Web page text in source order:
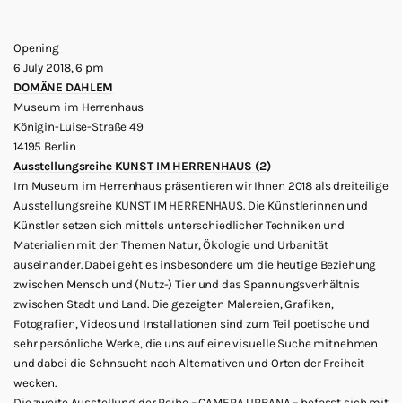
Opening
6 July 2018, 6 pm
DOMÄNE DAHLEM
Museum im Herrenhaus
Königin-Luise-Straße 49
14195 Berlin
Ausstellungsreihe KUNST IM HERRENHAUS (2)
Im Museum im Herrenhaus präsentieren wir Ihnen 2018 als dreiteilige
Ausstellungsreihe KUNST IM HERRENHAUS. Die Künstlerinnen und
Künstler setzen sich mittels unterschiedlicher Techniken und
Materialien mit den Themen Natur, Ökologie und Urbanität
auseinander. Dabei geht es insbesondere um die heutige Beziehung
zwischen Mensch und (Nutz-) Tier und das Spannungsverhältnis
zwischen Stadt und Land. Die gezeigten Malereien, Grafiken,
Fotografien, Videos und Installationen sind zum Teil poetische und
sehr persönliche Werke, die uns auf eine visuelle Suche mitnehmen
und dabei die Sehnsucht nach Alternativen und Orten der Freiheit
wecken.